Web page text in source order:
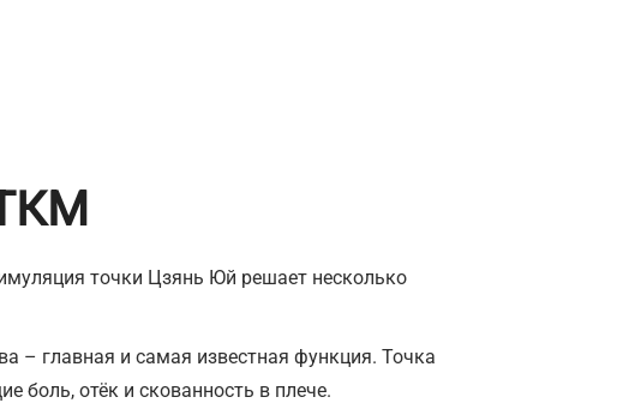
точки Цзянь Юй решает несколько
– главная и самая известная функция. Точка
боль, отёк и скованность в плече.